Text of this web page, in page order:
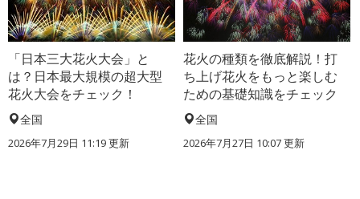
「日本三大花火大会」と
は？日本最大規模の超大型
花火大会をチェック！
全国
2026年7月29日 11:19 更新
花火の種類を徹底解説！打
ち上げ花火をもっと楽しむ
ための基礎知識をチェック
全国
2026年7月27日 10:07 更新